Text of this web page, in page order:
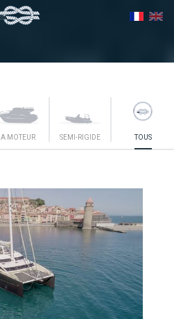
A MOTEUR SEMI-RIGIDE TOUS